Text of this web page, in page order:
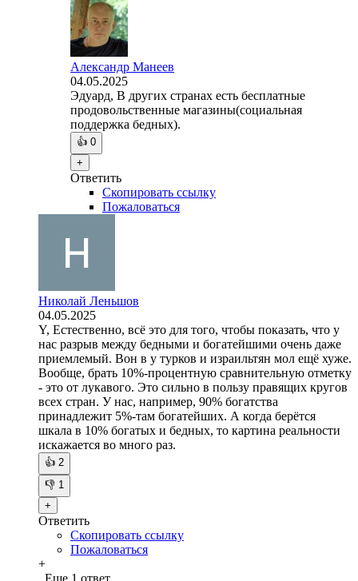
Александр Манеев
04.05.2025
Эдуард, В других странах есть бесплатные
продовольственные магазины(социальная
поддержка бедных).
👍 0
+
Ответить
Скопировать ссылку
Пожаловаться
Николай Леньшов
04.05.2025
Y, Естественно, всё это для того, чтобы показать, что у
нас разрыв между бедными и богатейшими очень даже
приемлемый. Вон в у турков и израильтян мол ещё хуже.
Вообще, брать 10%-процентную сравнительную отметку
- это от лукавого. Это сильно в пользу правящих кругов
всех стран. У нас, например, 90% богатства
принадлежит 5%-там богатейших. А когда берётся
шкала в 10% богатых и бедных, то картина реальности
искажается во много раз.
👍 2
👎 1
+
Ответить
Скопировать ссылку
Пожаловаться
+